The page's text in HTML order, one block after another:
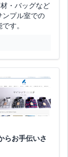
・バッグなど
ンプル室での
す。
らお手伝いさ